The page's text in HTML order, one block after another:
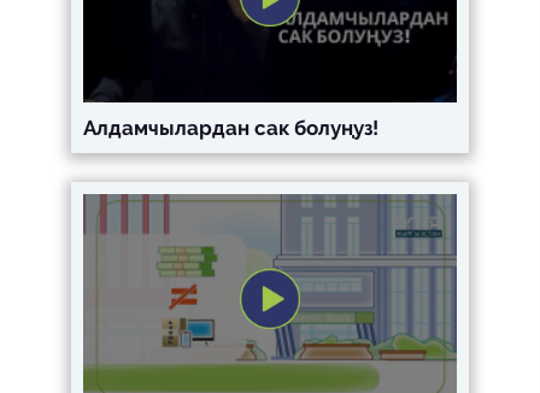
Алдамчылардан сак болуңуз!